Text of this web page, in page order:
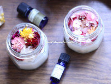
体験レッス
やりたいこ